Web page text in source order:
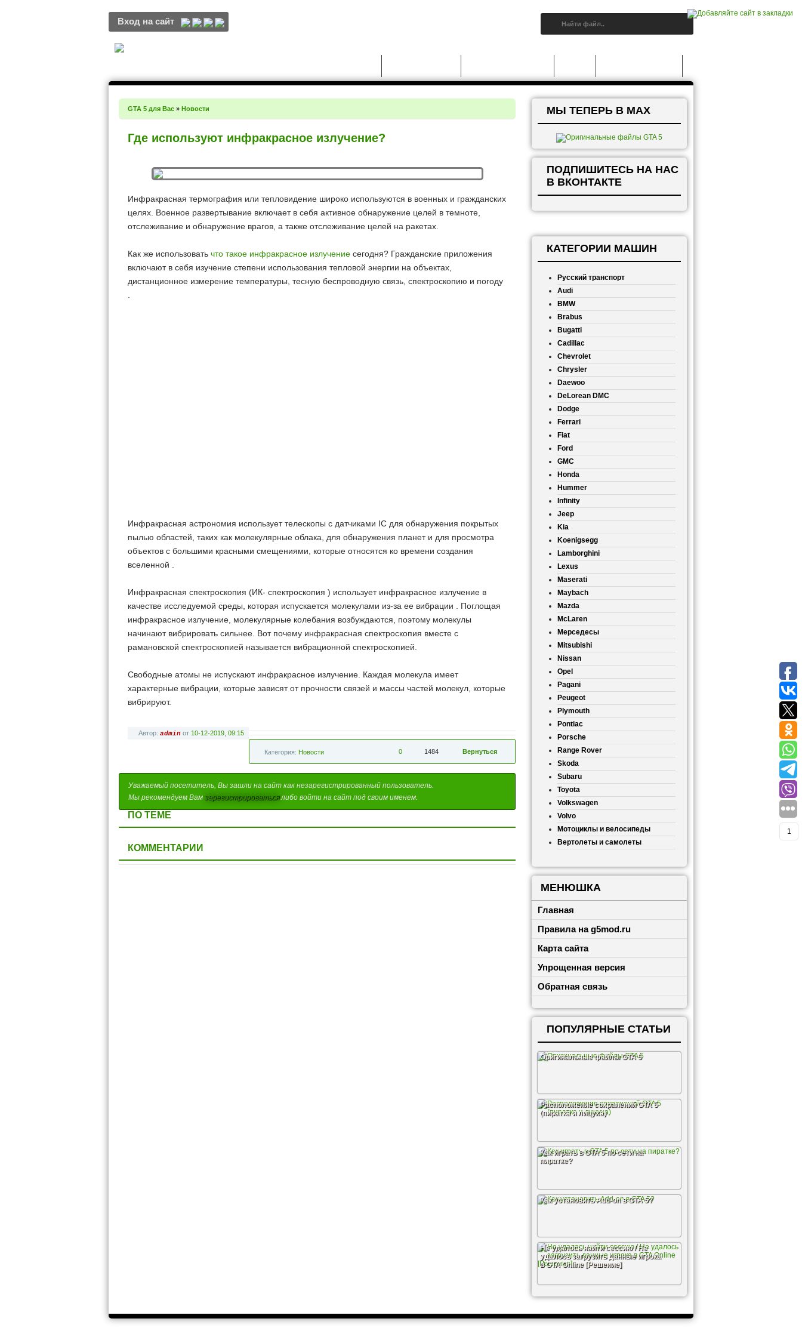
Вход на сайт
GTA 5 для Вас » Новости
Где используют инфракрасное излучение?
Инфракрасная термография или тепловидение широко используются в военных и гражданских
целях. Военное развертывание включает в себя активное обнаружение целей в темноте,
отслеживание и обнаружение врагов, а также отслеживание целей на ракетах.
Как же использовать что такое инфракрасное излучение сегодня? Гражданские приложения
включают в себя изучение степени использования тепловой энергии на объектах,
дистанционное измерение температуры, тесную беспроводную связь, спектроскопию и погоду
Инфракрасная астрономия использует телескопы с датчиками IC для обнаружения покрытых
пылью областей, таких как молекулярные облака, для обнаружения планет и для просмотра
объектов с большими красными смещениями, которые относятся ко времени создания
вселенной .
Инфракрасная спектроскопия (ИК- спектроскопия ) использует инфракрасное излучение в
качестве исследуемой среды, которая испускается молекулами из-за ее вибрации . Поглощая
инфракрасное излучение, молекулярные колебания возбуждаются, поэтому молекулы
начинают вибрировать сильнее. Вот почему инфракрасная спектроскопия вместе с
рамановской спектроскопией называется вибрационной спектроскопией.
Свободные атомы не испускают инфракрасное излучение. Каждая молекула имеет
характерные вибрации, которые зависят от прочности связей и массы частей молекул, которые
вибрируют.
Автор: admin от 10-12-2019, 09:15
Вернуться
1484
0
Категория: Новости
Уважаемый посетитель, Вы зашли на сайт как незарегистрированный пользователь.
Мы рекомендуем Вам зарегистрироватьсялибо войти на сайт под своим именем.
ПО ТЕМЕ
КОММЕНТАРИИ
МЫ ТЕПЕРЬ В MAX
ПОДПИШИТЕСЬ НА НАС
В ВКОНТАКТЕ
КАТЕГОРИИ МАШИН
Русский транспорт
Audi
BMW
Brabus
Bugatti
Cadillac
Chevrolet
Chrysler
Daewoo
DeLorean DMC
Dodge
Ferrari
Fiat
Ford
GMC
Honda
Hummer
Infinity
Jeep
Kia
Koenigsegg
Lamborghini
Lexus
Maserati
Maybach
Mazda
McLaren
Мерседесы
Mitsubishi
Nissan
Opel
Pagani
Peugeot
Plymouth
Pontiac
Porsche
Range Rover
Skoda
Subaru
Toyota
Volkswagen
Volvo
Мотоциклы и велосипеды
Вертолеты и самолеты
МЕНЮШКА
Главная
Правила на g5mod.ru
Карта сайта
Упрощенная версия
Обратная связь
ПОПУЛЯРНЫЕ СТАТЬИ
Оригинальные файлы GTA 5
Расположение сохранений GTA 5
(пиратка и лицуха)
Как играть в GTA 5 по сети на
пиратке?
Как установить Add-on в GTA 5?
Не удалось найти сессию / Не
удалось загрузить данные игрока
в GTA Online [Решение]
1